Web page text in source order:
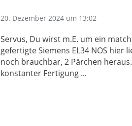
20. Dezember 2024 um 13:02
Servus, Du wirst m.E. um ein
gefertigte Siemens EL34 NOS hier
noch brauchbar, 2 Pärchen
konstanter Fertigung ...